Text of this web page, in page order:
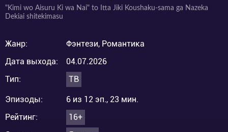
"Kimi wo Aisuru Ki wa Nai" to Itta Jiki Koushaku-sama ga Nazeka
Dekiai shitekimasu
Жанр:
Фэнтези, Романтика
Дата выхода:
04.07.2026
Тип:
ТВ
Эпизоды:
6 из 12 эп., 23 мин.
Рейтинг:
16+